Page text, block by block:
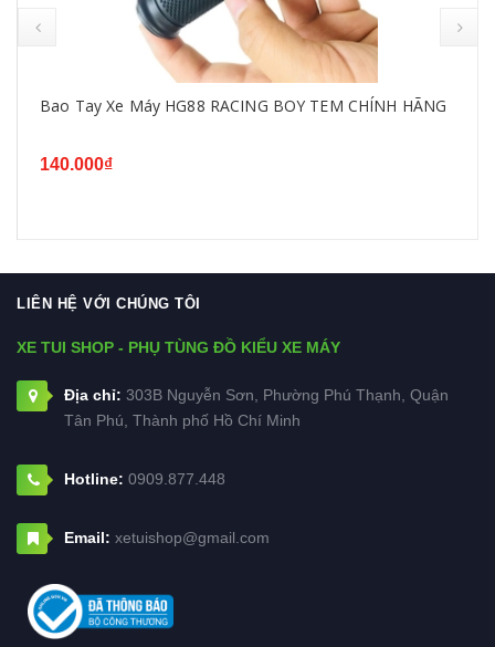
Bao Tay Xe Máy HG88 RACING BOY TEM CHÍNH HÃNG
140.000₫
LIÊN HỆ VỚI CHÚNG TÔI
XE TUI SHOP - PHỤ TÙNG ĐỒ KIỂU XE MÁY
Địa chỉ: 303B Nguyễn Sơn, Phường Phú Thạnh, Quận
Tân Phú, Thành phố Hồ Chí Minh
Hotline: 0909.877.448
Email: xetuishop@gmail.com